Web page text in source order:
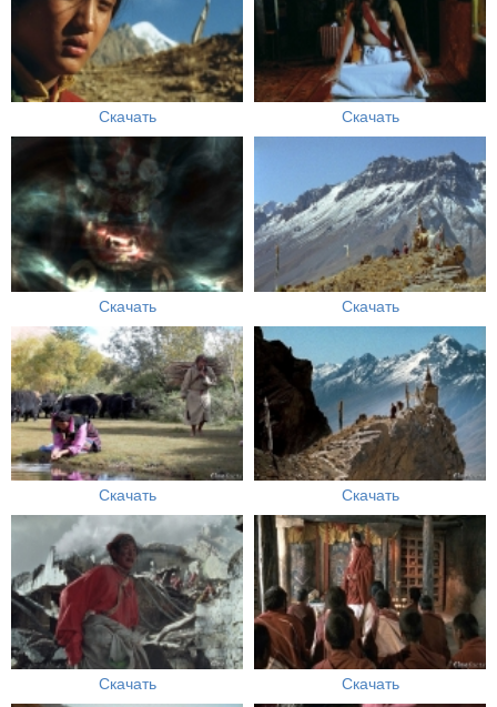
Скачать Скачать
Скачать Скачать
Скачать Скачать
Скачать Скачать